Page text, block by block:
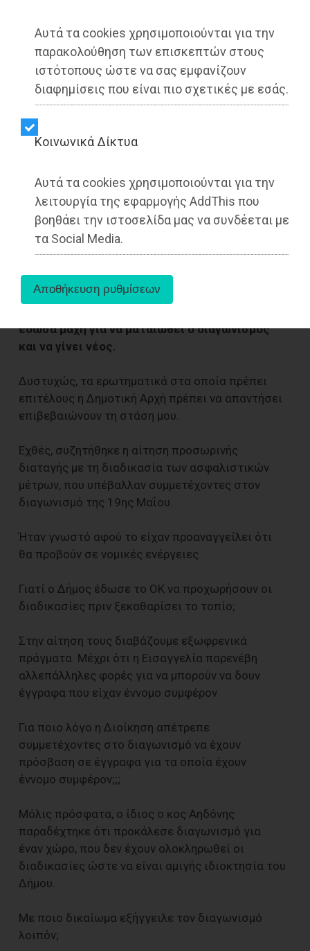
Αυτά τα cookies χρησιμοποιούνται για την
παρακολούθηση των επισκεπτών στους
ιστότοπους ώστε να σας εμφανίζουν
διαφημίσεις που είναι πιο σχετικές με εσάς.
Kοινωνικά Δίκτυα
Αυτά τα cookies χρησιμοποιούνται για την
λειτουργία της εφαρμογής AddThis που
βοηθάει την ιστοσελίδα μας να συνδέεται με
τα Social Media.
έδωσα μάχη για να ματαιωθεί ο διαγωνισμός
και να γίνει νέος.
Δυστυχώς, τα ερωτηματικά στα οποία πρέπει
επιτέλους η Δημοτική Αρχή πρέπει να απαντήσει
επιβεβαιώνουν τη στάση μου.
Εχθές, συζητήθηκε η αίτηση προσωρινής
διαταγής με τη διαδικασία των ασφαλιστικών
μέτρων, που υπέβαλλαν συμμετέχοντες στον
διαγωνισμό της 19ης Μαΐου.
Ήταν γνωστό αφού το είχαν προαναγγείλει ότι
θα προβούν σε νομικές ενέργειες.
Γιατί ο Δήμος έδωσε το OK να προχωρήσουν οι
διαδικασίες πριν ξεκαθαρίσει το τοπίο;
Στην αίτηση τους διαβάζουμε εξωφρενικά
πράγματα. Μέχρι ότι η Εισαγγελία παρενέβη
αλλεπάλληλες φορές για να μπορούν να δουν
έγγραφα που είχαν έννομο συμφέρον
Για ποιο λόγο η Διοίκηση απέτρεπε
συμμετέχοντες στο διαγωνισμό να έχουν
πρόσβαση σε έγγραφα για τα οποία έχουν
έννομο συμφέρον;;;
Μόλις πρόσφατα, ο ίδιος ο κος Αηδόνης
παραδέχτηκε ότι προκάλεσε διαγωνισμό για
έναν χώρο, που δεν έχουν ολοκληρωθεί οι
διαδικασίες ώστε να είναι αμιγής ιδιοκτησία του
Δήμου.
Με ποιο δικαίωμα εξήγγειλε τον διαγωνισμό
λοιπόν;